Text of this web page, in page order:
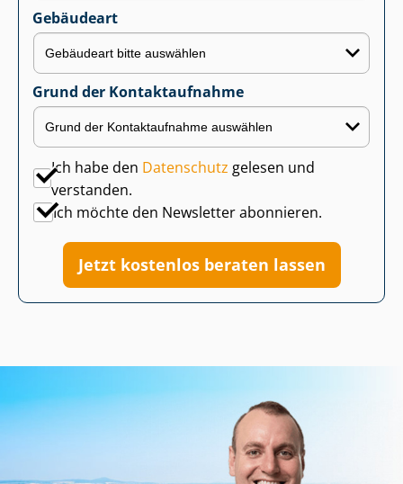
Gebäudeart
Grund der Kontaktaufnahme
Ich habe den Datenschutz gelesen und
verstanden.
Ich möchte den Newsletter abonnieren.
Jetzt kostenlos beraten lassen